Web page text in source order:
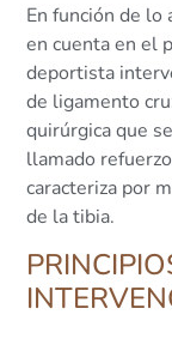
En función de
en cuenta en el
deportista
de ligamento
quirúrgica que
llamado
caracteriza por
de la tibia.